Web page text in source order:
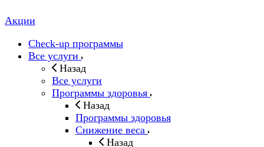
Акции
Check-up программы
Все услуги
Назад
Все услуги
Программы здоровья
Назад
Программы здоровья
Снижение веса
Назад